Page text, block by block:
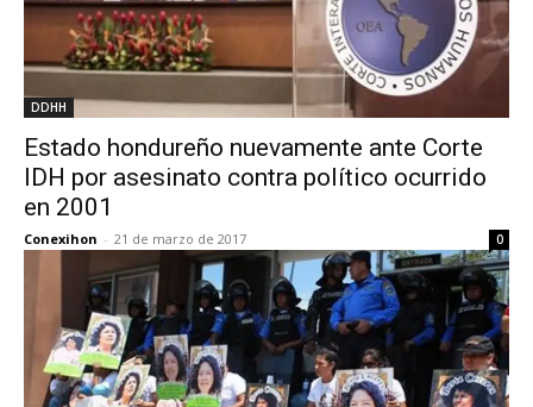
DDHH
Estado hondureño nuevamente ante Corte
IDH por asesinato contra político ocurrido
en 2001
Conexihon - 21 de marzo de 2017 0